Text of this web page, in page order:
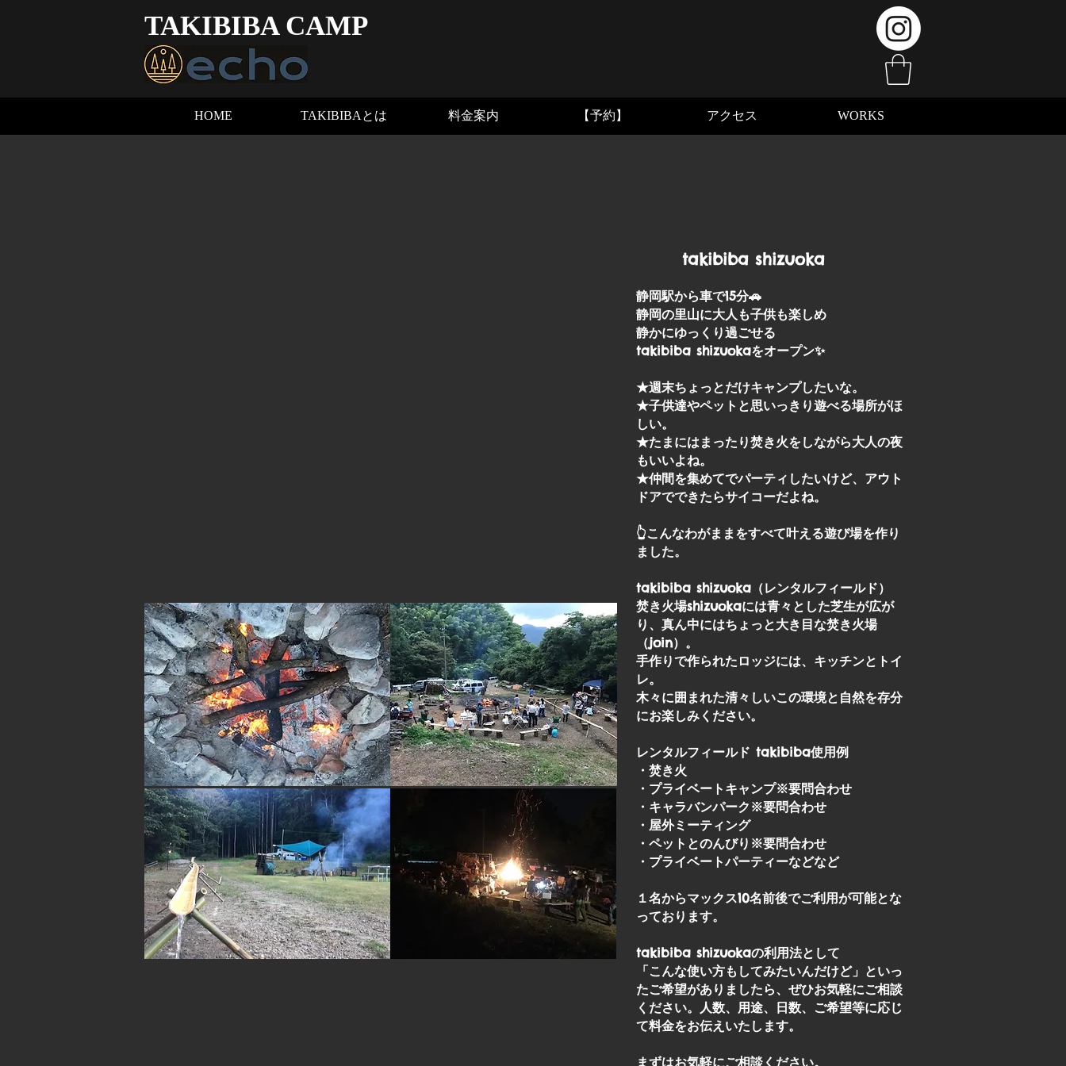
TAKIBIBA CAMP
HOME TAKIBIBAとは 料金案内 【予約】 アクセス WORKS
takibiba shizuoka
静岡駅から車で15分🚗
静岡の里山に大人も子供も楽しめ
静かにゆっくり過ごせる
takibiba shizuokaをオープン✨
★週末ちょっとだけキャンプしたいな。
★子供達やペットと思いっきり遊べる場所がほ
しい。
★たまにはまったり焚き火をしながら大人の夜
もいいよね。
★仲間を集めてでパーティしたいけど、アウト
ドアでできたらサイコーだよね。
👆こんなわがままをすべて叶える遊び場を作り
ました。
takibiba shizuoka（レンタルフィールド）
焚き火場shizuokaには青々とした芝生が広が
り、真ん中にはちょっと大き目な焚き火場
（join）。
手作りで作られたロッジには、キッチンとトイ
レ。
木々に囲まれた清々しいこの環境と自然を存分
にお楽しみください。
レンタルフィールド takibiba使用例
・焚き火
・プライベートキャンプ※要問合わせ
・キャラバンパーク​※要問合わせ
・屋外ミーティング
・ペットとのんびり※要問合わせ
・プライベートパーティーなどなど
１名からマックス10名前後でご利用が可能とな
っております。
takibiba shizuokaの利用法として
「こんな使い方もしてみたいんだけど」といっ
たご希望がありましたら、ぜひお気軽にご相談
ください。人数、用途、日数、ご希望等に応じ
て料金をお伝えいたします。
まずはお気軽にご相談ください。